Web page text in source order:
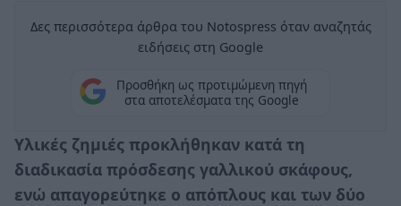
Δες περισσότερα άρθρα του Notospress όταν αναζητάς
ειδήσεις στη Google
Προσθήκη ως προτιμώμενη πηγή
στα αποτελέσματα της Google
Υλικές ζημιές προκλήθηκαν κατά τη
διαδικασία πρόσδεσης γαλλικού σκάφους,
ενώ απαγορεύτηκε ο απόπλους και των δύο